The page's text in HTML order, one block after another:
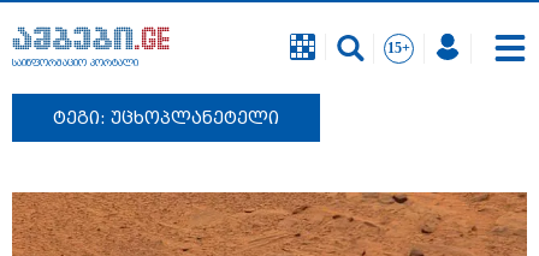
საინფორმაციო პორტალი
ტეგი: უცხოპლანეტელი